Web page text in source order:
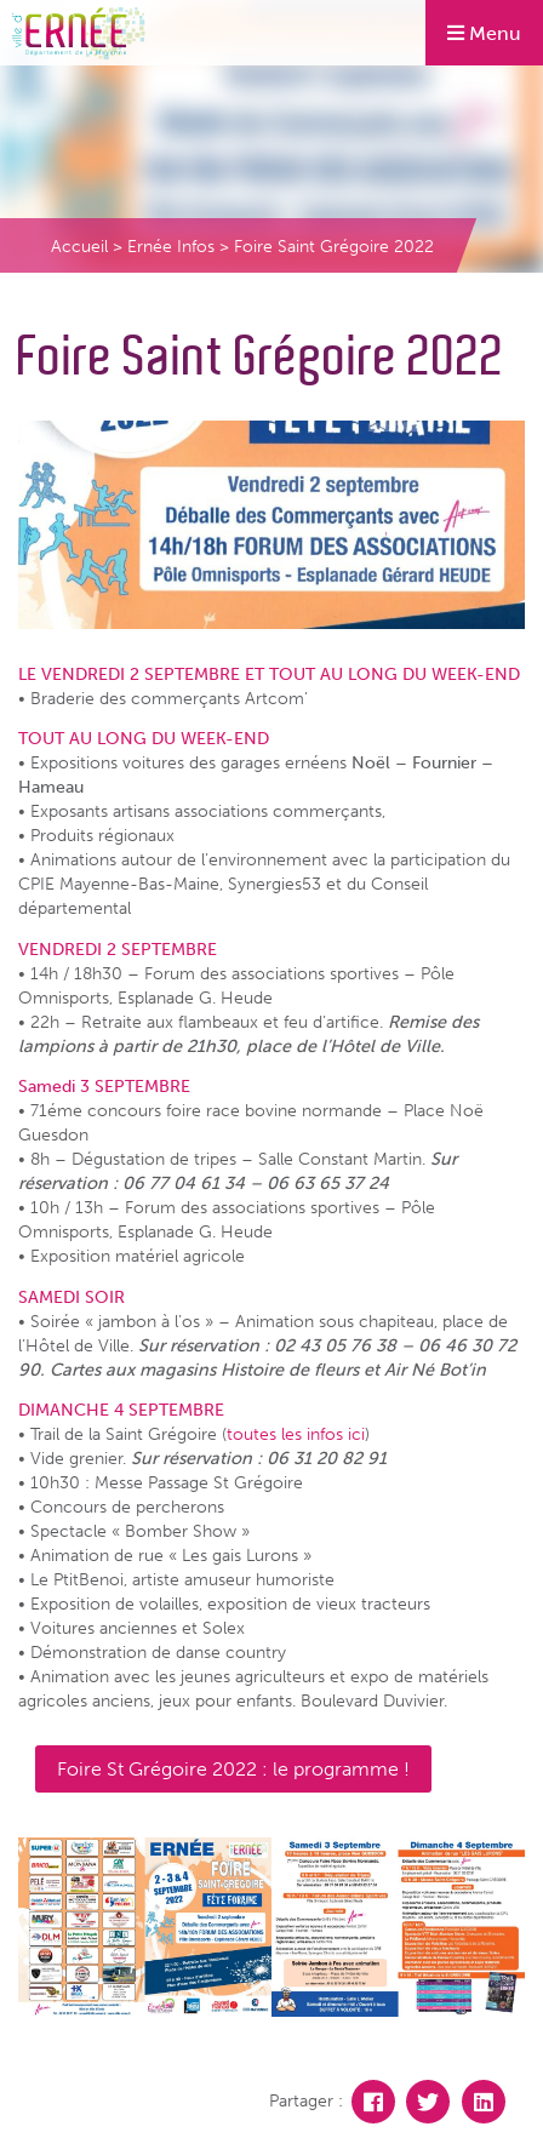
Menu
Accueil > Ernée Infos > Foire Saint Grégoire 2022
Foire Saint Grégoire 2022
LE VENDREDI 2 SEPTEMBRE ET TOUT AU LONG DU WEEK-END
• Braderie des commerçants Artcom’
TOUT AU LONG DU WEEK-END
• Expositions voitures des garages ernéens Noël – Fournier –
Hameau
• Exposants artisans associations commerçants,
• Produits régionaux
• Animations autour de l’environnement avec la participation du
CPIE Mayenne-Bas-Maine, Synergies53 et du Conseil
départemental
VENDREDI 2 SEPTEMBRE
• 14h / 18h30 – Forum des associations sportives – Pôle
Omnisports, Esplanade G. Heude
• 22h – Retraite aux flambeaux et feu d’artifice. Remise des
lampions à partir de 21h30, place de l’Hôtel de Ville.
Samedi 3 SEPTEMBRE
• 71éme concours foire race bovine normande – Place Noë
Guesdon
• 8h – Dégustation de tripes – Salle Constant Martin. Sur
réservation : 06 77 04 61 34 – 06 63 65 37 24
• 10h / 13h – Forum des associations sportives – Pôle
Omnisports, Esplanade G. Heude
• Exposition matériel agricole
SAMEDI SOIR
• Soirée « jambon à l’os » – Animation sous chapiteau, place de
l’Hôtel de Ville. Sur réservation : 02 43 05 76 38 – 06 46 30 72
90. Cartes aux magasins Histoire de fleurs et Air Né Bot’in
DIMANCHE 4 SEPTEMBRE
• Trail de la Saint Grégoire (toutes les infos ici)
• Vide grenier. Sur réservation : 06 31 20 82 91
• 10h30 : Messe Passage St Grégoire
• Concours de percherons
• Spectacle « Bomber Show »
• Animation de rue « Les gais Lurons »
• Le PtitBenoi, artiste amuseur humoriste
• Exposition de volailles, exposition de vieux tracteurs
• Voitures anciennes et Solex
• Démonstration de danse country
• Animation avec les jeunes agriculteurs et expo de matériels
agricoles anciens, jeux pour enfants. Boulevard Duvivier.
Foire St Grégoire 2022 : le programme !
Partager :